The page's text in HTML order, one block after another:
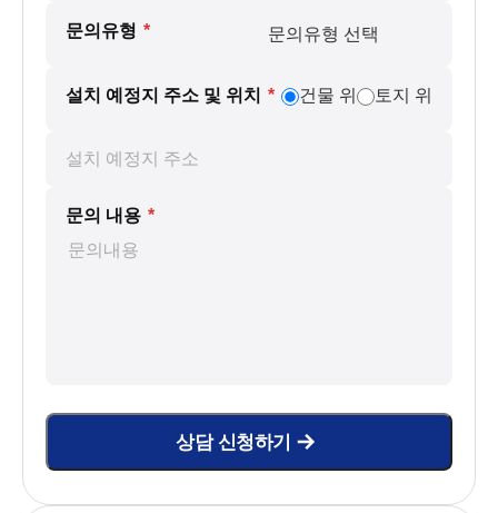
문의유형 *
설치 예정지 주소 및 위치 * 건물 위 토지 위
문의 내용 *
상담 신청하기